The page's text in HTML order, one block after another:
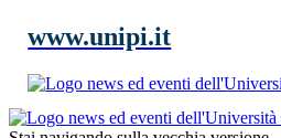
www.unipi.it